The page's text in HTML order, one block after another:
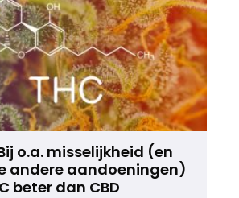
o.a. misselijkheid (en
andere aandoeningen)
beter dan CBD